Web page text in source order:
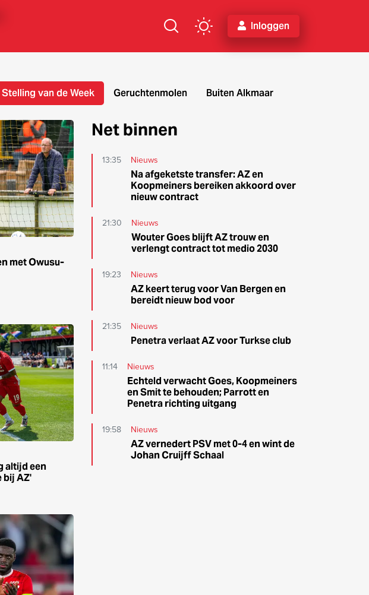
Inloggen
Stelling van de Week Geruchtenmolen Buiten Alkmaar
met Owusu-
altijd een
bij AZ'
Net binnen
13:35
Nieuws
Na afgeketste transfer: AZ en
Koopmeiners bereiken akkoord over
nieuw contract
21:30
Nieuws
Wouter Goes blijft AZ trouw en
verlengt contract tot medio 2030
19:23
Nieuws
AZ keert terug voor Van Bergen en
bereidt nieuw bod voor
21:35
Nieuws
Penetra verlaat AZ voor Turkse club
11:14
Nieuws
Echteld verwacht Goes, Koopmeiners
en Smit te behouden; Parrott en
Penetra richting uitgang
19:58
Nieuws
AZ vernedert PSV met 0-4 en wint de
Johan Cruijff Schaal